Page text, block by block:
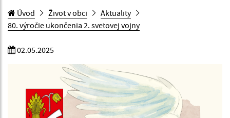
Úvod Život v obci
Aktuality
80. výročie ukončenia 2. svetovej vojny
02.05.2025